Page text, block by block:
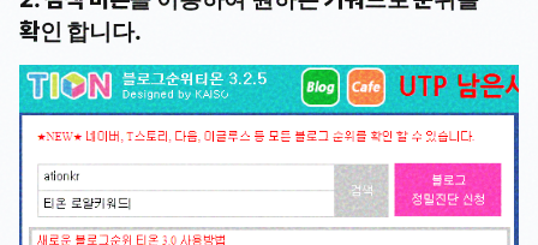
확인 합니다.